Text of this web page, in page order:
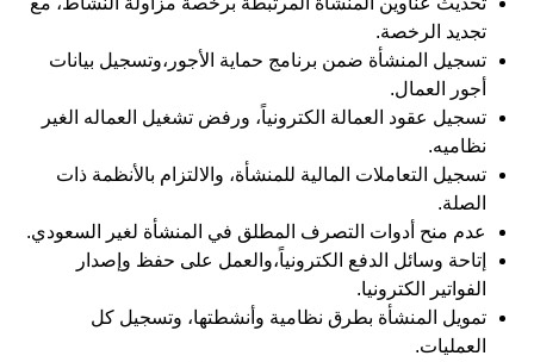
تجديد الرخصة.
تسجيل المنشأة ضمن برنامج حماية الأجور،وتسجيل بيانات
أجور العمال.
تسجيل عقود العمالة الكترونياً، ورفض تشغيل العماله الغير
نظاميه.
تسجيل التعاملات المالية للمنشأة، والالتزام بالأنظمة ذات
الصلة.
عدم منح أدوات التصرف المطلق في المنشأة لغير السعودي.
إتاحة وسائل الدفع الكترونياً،والعمل على حفظ وإصدار
الفواتير الكترونيا.
تمويل المنشأة بطرق نظامية وأنشطتها، وتسجيل كل
العمليات.